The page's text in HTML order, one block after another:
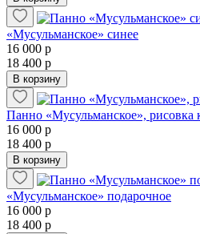
«Мусульманское» синее
16 000 р
18 400 р
В корзину
Панно «Мусульманское», рисовка
16 000 р
18 400 р
В корзину
«Мусульманское» подарочное
16 000 р
18 400 р